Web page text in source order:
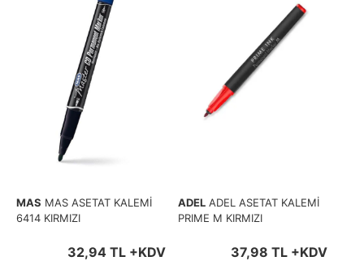
MAS MAS ASETAT KALEMİ
6414 KIRMIZI
32,94 TL +KDV
ADEL ADEL ASETAT KALEMİ
PRIME M KIRMIZI
37,98 TL +KDV